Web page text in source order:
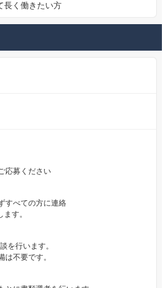
く働きたい方
応募ください
すべての方に連絡
す。
を行います。
は不要です。